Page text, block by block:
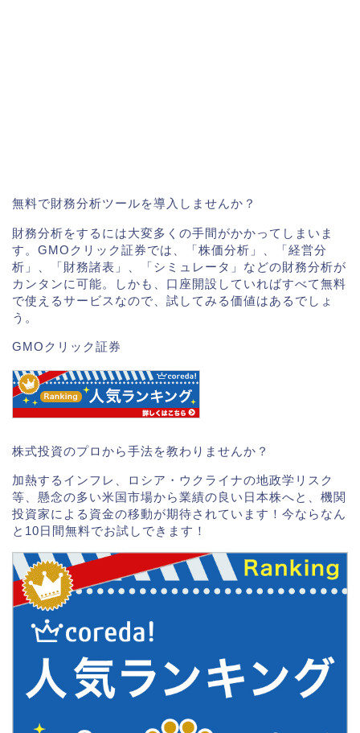
無料で財務分析ツールを導入しませんか？
財務分析をするには大変多くの手間がかかってしまいま
す。GMOクリック証券では、「株価分析」、「経営分
析」、「財務諸表」、「シミュレータ」などの財務分析が
カンタンに可能。しかも、口座開設していればすべて無料
で使えるサービスなので、試してみる価値はあるでしょ
う。
GMOクリック証券
株式投資のプロから手法を教わりませんか？
加熱するインフレ、ロシア・ウクライナの地政学リスク
等、懸念の多い米国市場から業績の良い日本株へと、機関
投資家による資金の移動が期待されています！今ならなん
と10日間無料でお試しできます！